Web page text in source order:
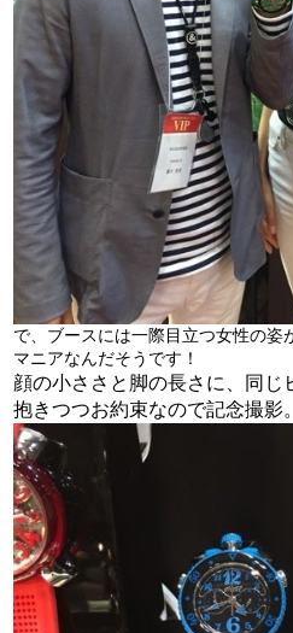
で、ブースには一際目立つ女性の姿
マニアなんだそうです！
顔の小ささと脚の長さに、同じ
抱きつつお約束なので記念撮影。